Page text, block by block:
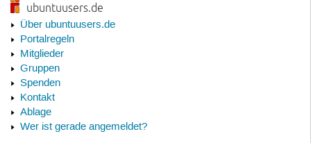
ubuntuusers.de
Über ubuntuusers.de
Portalregeln
Mitglieder
Gruppen
Spenden
Kontakt
Ablage
Wer ist gerade angemeldet?